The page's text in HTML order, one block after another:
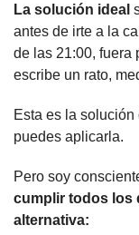
La solución ideal
antes de irte a la
de las 21:00, fuera
escribe un rato,
Esta es la
puedes aplicarla.
Pero soy
cumplir todos los
alternativa: